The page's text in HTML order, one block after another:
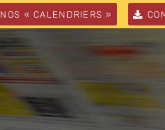
NOS « CALENDRIERS »